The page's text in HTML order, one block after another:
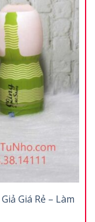
Giá Rẻ – Làm